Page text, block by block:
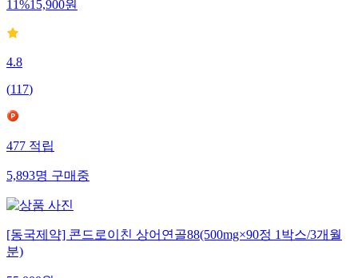
11%15,900원
4.8
(117)
477적립
5,893명구매중
[동국제약] 콘드로이친 상어연골88(500mg×90정 1박스/3개월
분)